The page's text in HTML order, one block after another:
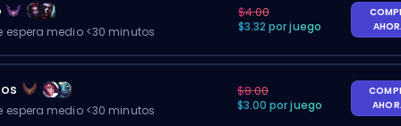
espera medio <30 minutos
$4.00
$3.32 por juego
espera medio <30 minutos
$8.00
$3.00 por juego